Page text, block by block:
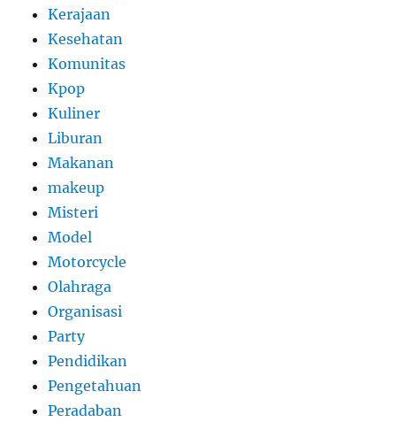
Kerajaan
Kesehatan
Komunitas
Kpop
Kuliner
Liburan
Makanan
makeup
Misteri
Model
Motorcycle
Olahraga
Organisasi
Party
Pendidikan
Pengetahuan
Peradaban